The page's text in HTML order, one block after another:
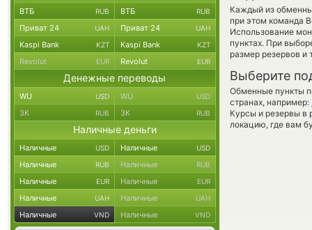
Каждый из
при этом команда
Использование
пунктах. При
размер резервов и
Выберите
Обменные пункты
странах, например:
Курсы и резервы в
локацию, где вам
ВТБ RUB ВТБ RUB
Приват 24 UAH Приват 24 UAH
Kaspi Bank KZT Kaspi Bank KZT
Revolut EUR Revolut EUR
Денежные переводы
WU USD WU USD
ЗК RUB ЗК RUB
Наличные деньги
Наличные USD Наличные USD
Наличные RUB Наличные RUB
Наличные EUR Наличные EUR
Наличные UAH Наличные UAH
Наличные VND Наличные VND